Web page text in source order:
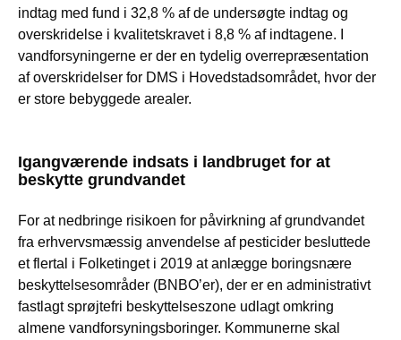
indtag med fund i 32,8 % af de undersøgte indtag og
overskridelse i kvalitetskravet i 8,8 % af indtagene. I
vandforsyningerne er der en tydelig overrepræsentation
af overskridelser for DMS i Hovedstadsområdet, hvor der
er store bebyggede arealer.
Igangværende indsats i landbruget for at
beskytte grundvandet
For at nedbringe risikoen for påvirkning af grundvandet
fra erhvervsmæssig anvendelse af pesticider besluttede
et flertal i Folketinget i 2019 at anlægge boringsnære
beskyttelsesområder (BNBO’er), der er en administrativt
fastlagt sprøjtefri beskyttelseszone udlagt omkring
almene vandforsyningsboringer. Kommunerne skal